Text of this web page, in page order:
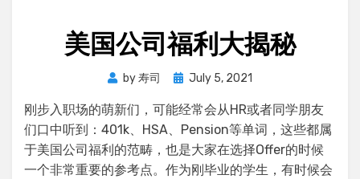
美国公司福利大揭秘
by寿司
Posted
July 5, 2021
刚步入职场的萌新们，可能经常会从HR或者同学朋友
们口中听到：401k、HSA、Pension等单词，这些都属
于美国公司福利的范畴，也是大家在选择Offer的时候
一个非常重要的参考点。作为刚毕业的学生，有时候会